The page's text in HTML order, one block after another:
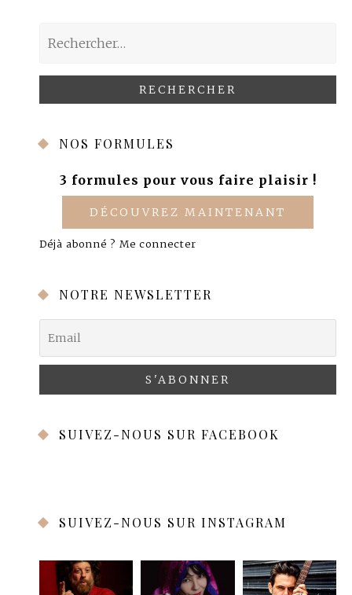
NOS FORMULES
3 formules pour vous faire plaisir !
DÉCOUVREZ MAINTENANT
Déjà abonné ? Me connecter
NOTRE NEWSLETTER
SUIVEZ-NOUS SUR FACEBOOK
SUIVEZ-NOUS SUR INSTAGRAM